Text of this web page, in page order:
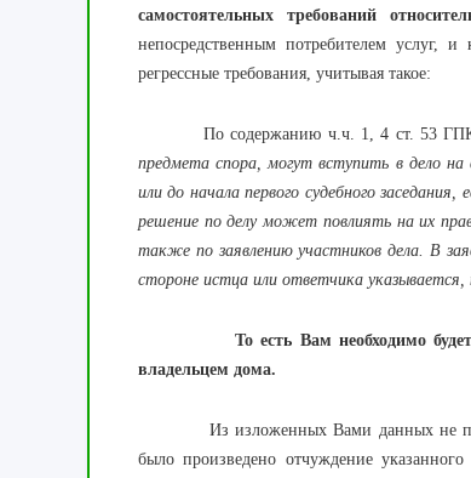
самостоятельных требований
непосредственным потребителем услуг,
регрессные требования, учитывая такое:
По содержанию ч.ч. 1, 4 ст. 53
предмета спора, могут вступить в дело на
или до начала первого судебного
решение по делу может повлиять на их
также по заявлению участников дела. В
стороне истца или ответчика
То есть Вам необходимо
владельцем дома.
Из изложенных Вами данных не
было произведено отчуждение